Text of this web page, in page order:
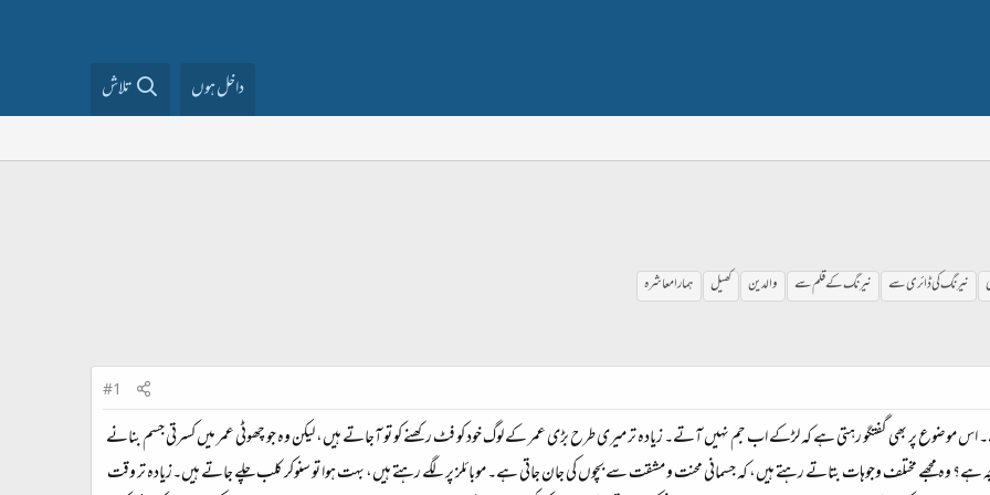
داخل ہوں تلاش
نیرنگ کی ڈائری سے نیرنگ کے قلم سے والدین کھیل ہمارا معاشرہ
#1
پر بھی گفتگو رہتی ہے کہ لڑکے اب جم نہیں آتے۔ زیادہ تر میری طرح بڑی عمر کے لوگ خود کو فٹ رکھنے کو تو آجاتے ہیں، لیکن وہ جو چھوٹی عمر میں کسرتی جسم بنانے
وہ مجھے مختلف وجوہات بتاتے رہتے ہیں، کہ جسمانی محنت و مشقت سے بچوں کی جان جاتی ہے۔ موبائلز پر لگے رہتے ہیں، بہت ہوا تو سنوکر کلب چلے جاتے ہیں۔زیادہ تر وقت